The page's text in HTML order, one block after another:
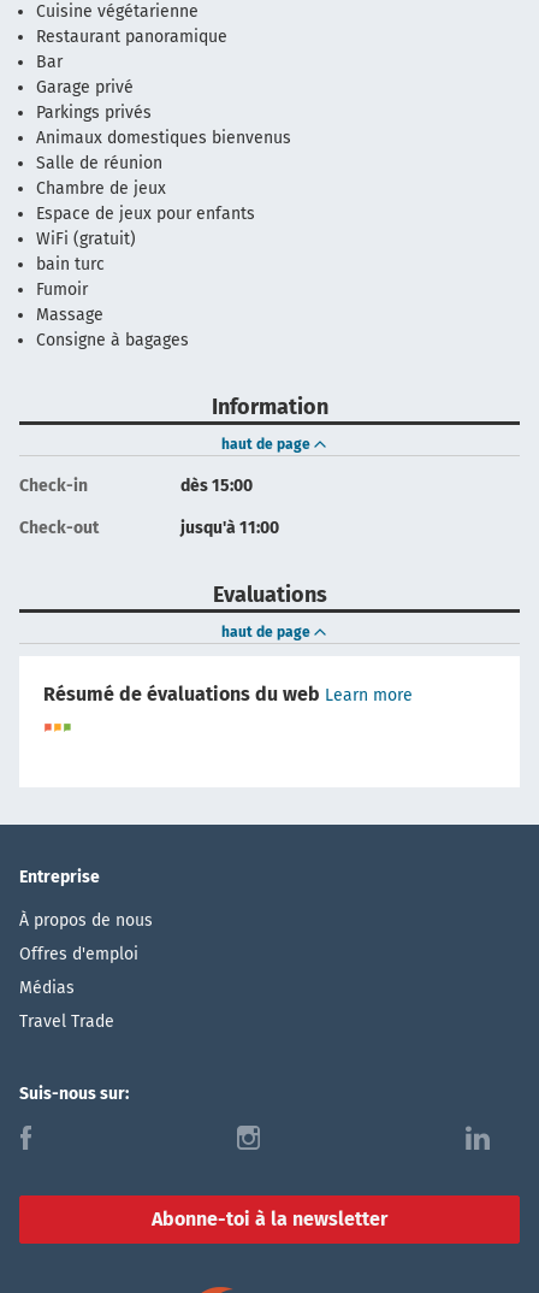
Cuisine végétarienne
Restaurant panoramique
Bar
Garage privé
Parkings privés
Animaux domestiques bienvenus
Salle de réunion
Chambre de jeux
Espace de jeux pour enfants
WiFi (gratuit)
bain turc
Fumoir
Massage
Consigne à bagages
Information
haut de page
Check-in dès 15:00
Check-out jusqu'à 11:00
Evaluations
haut de page
Résumé de évaluations du web Learn more
Entreprise
À propos de nous
Offres d'emploi
Médias
Travel Trade
Suis-nous sur:
f i l
Abonne-toi à la newsletter